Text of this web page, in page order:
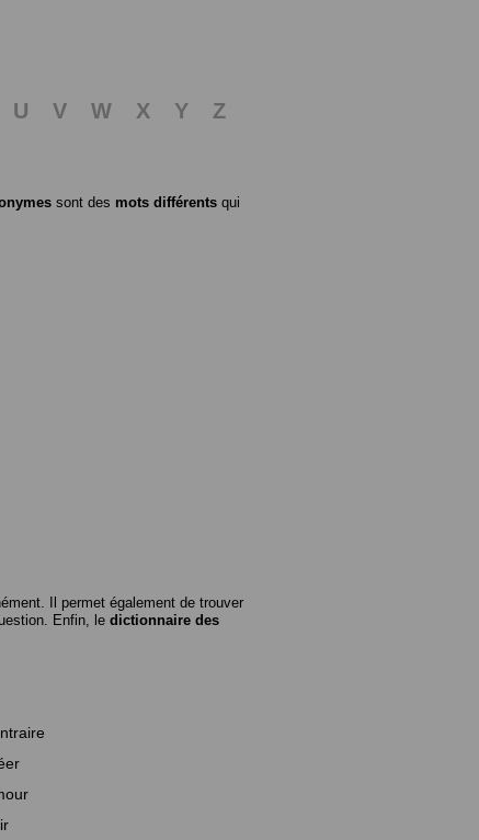
U V W X Y
Z
sont des mots différents qui
Il permet également de trouver
Enfin, le dictionnaire des